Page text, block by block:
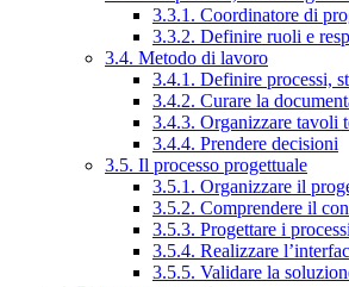
3.3.1. Coordinatore di
3.3.2. Definire ruoli e
3.4. Metodo di lavoro
3.4.1. Definire processi,
3.4.2. Curare la
3.4.3. Organizzare tavoli
3.4.4. Prendere decisioni
3.5. Il processo progettuale
3.5.1. Organizzare il
3.5.2. Comprendere il
3.5.3. Progettare i
3.5.4. Realizzare
3.5.5. Validare la